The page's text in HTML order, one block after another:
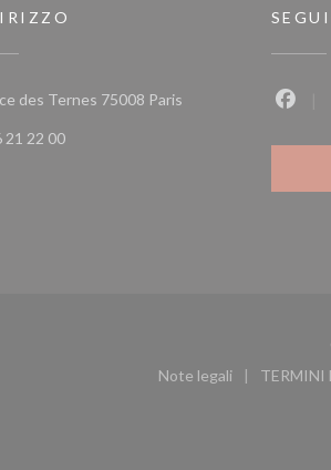
des Ternes 75008 Paris((apre una nuova
21 22 00
Note legali
((apre una nuova
TERMINI